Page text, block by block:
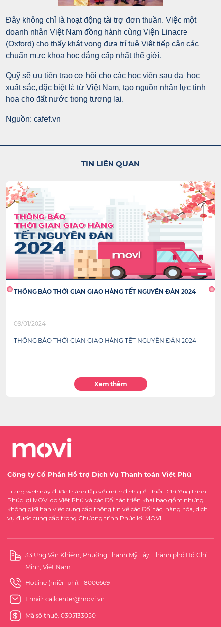
Đây không chỉ là hoạt động tài trợ đơn thuần. Việc một
doanh nhân Việt Nam đồng hành cùng Viện Linacre
(Oxford) cho thấy khát vọng đưa trí tuệ Việt tiếp cận các
chuẩn mực khoa học đẳng cấp nhất thế giới.
Quỹ sẽ ưu tiên trao cơ hội cho các học viên sau đại học
xuất sắc, đặc biệt là từ Việt Nam, tạo nguồn nhân lực tinh
hoa cho đất nước trong tương lai.
Nguồn: cafef.vn
TIN LIÊN QUAN
THÔNG BÁO THỜI GIAN GIAO HÀNG TẾT NGUYÊN ĐÁN 2024
09/01/2024
THÔNG BÁO THỜI GIAN GIAO HÀNG TẾT NGUYÊN ĐÁN 2024
Xem thêm
Công ty Cổ Phần Hỗ trợ Dịch Vụ Thanh toán Việt Phú
Trang web này được thành lập với mục đích giới thiệu Chương trình
Phúc lợi MOVI do Việt Phú và các Đối tác triển khai bao gồm nhưng
không giới hạn việc cung cấp thông tin về các Đối tác, hàng hóa, dịch
vụ được cung cấp trong Chương trình Phúc lợi MOVI.
33 Ung Văn Khiêm, Phường Thạnh Mỹ Tây, Thành phố Hồ Chí
Minh, Việt Nam
Hotline (miễn phí): 18006669
Email: callcenter@movi.vn
Mã số thuế: 0305133050